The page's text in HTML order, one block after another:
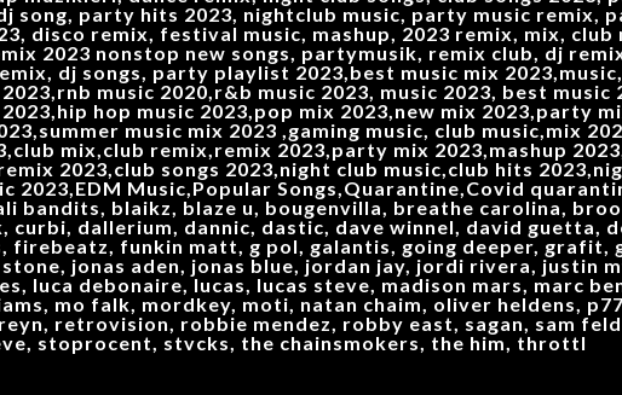
song, party hits 2023, nightclub music, party music remix,
disco remix, festival music, mashup, 2023 remix, mix,
2023 nonstop new songs, partymusik, remix club, dj
dj songs, party playlist 2023,best music mix
music 2020,r&b music 2023, music 2023, best music
hop music 2023,pop mix 2023,new mix 2023,party
music mix 2023 ,gaming music, club music,mix
mix,club remix,remix 2023,party mix 2023,mashup
2023,club songs 2023,night club music,club hits
2023,EDM Music,Popular Songs,Quarantine,Covid
bandits, blaikz, blaze u, bougenvilla, breathe carolina,
dallerium, dannic, dastic, dave winnel, david guetta,
firebeatz, funkin matt, g pol, galantis, going deeper, grafit,
jonas aden, jonas blue, jordan jay, jordi rivera, justin
luca debonaire, lucas, lucas steve, madison mars, marc
mo falk, mordkey, moti, natan chaim, oliver heldens,
retrovision, robbie mendez, robby east, sagan, sam
stoprocent, stvcks, the chainsmokers, the him, throttl